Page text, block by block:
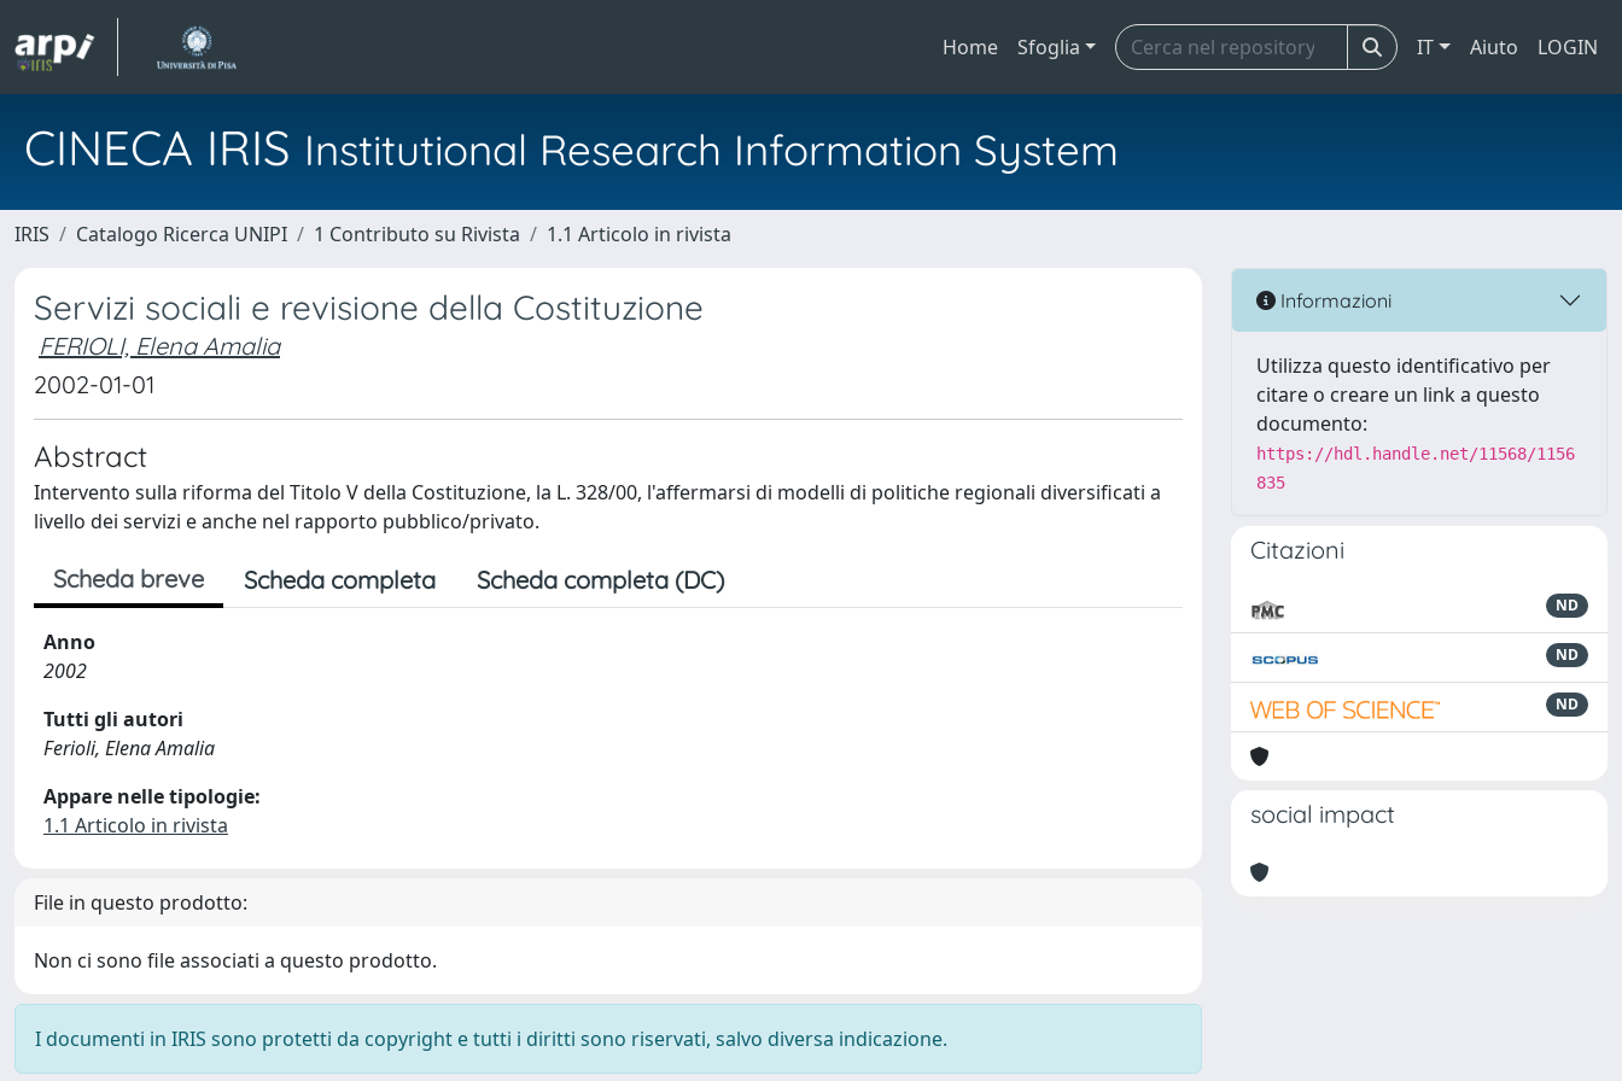
Home Sfoglia IT Aiuto LOGIN
CINECA IRIS Institutional Research Information System
IRIS Catalogo Ricerca UNIPI 1 Contributo su Rivista 1.1 Articolo in rivista
Servizi sociali e revisione della Costituzione
FERIOLI, Elena Amalia
2002-01-01
Abstract
Intervento sulla riforma del Titolo V della Costituzione, la L. 328/00, l'affermarsi di modelli di politiche regionali diversificati a
livello dei servizi e anche nel rapporto pubblico/privato.
Scheda breve Scheda completa Scheda completa (DC)
Anno
2002
Tutti gli autori
Ferioli, Elena Amalia
Appare nelle tipologie:
1.1 Articolo in rivista
File in questo prodotto:
Non ci sono file associati a questo prodotto.
I documenti in IRIS sono protetti da copyright e tutti i diritti sono riservati, salvo diversa indicazione.
Informazioni
Utilizza questo identificativo per
citare o creare un link a questo
documento:
https://hdl.handle.net/11568/1156
835
Citazioni
ND
ND
ND
social impact